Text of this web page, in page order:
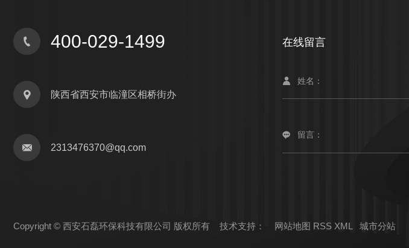
400-029-1499
陕西省西安市临潼区相桥街办
2313476370@qq.com
在线留言
Copyright © 西安石磊环保科技有限公司 版权所有 技术支持： 网站地图 RSS XML 城市分站
城